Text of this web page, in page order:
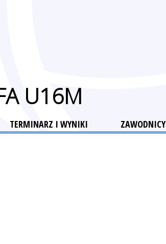
U16M
TERMINARZ I WYNIKI ZAWODNICY